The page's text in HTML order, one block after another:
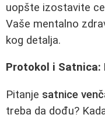
uopšte izostavite
Vaše mentalno
kog detalja.
Protokol i Satnica:
Pitanje satnice
treba da dođu?